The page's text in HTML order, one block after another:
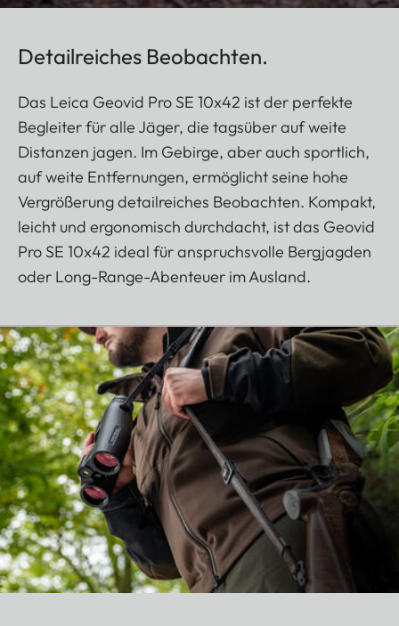
Detailreiches Beobachten.
Das Leica Geovid Pro SE 10x42 ist der perfekte
Begleiter für alle Jäger, die tagsüber auf weite
Distanzen jagen. Im Gebirge, aber auch sportlich,
auf weite Entfernungen, ermöglicht seine hohe
Vergrößerung detailreiches Beobachten. Kompakt,
leicht und ergonomisch durchdacht, ist das Geovid
Pro SE 10x42 ideal für anspruchsvolle Bergjagden
oder Long-Range-Abenteuer im Ausland.